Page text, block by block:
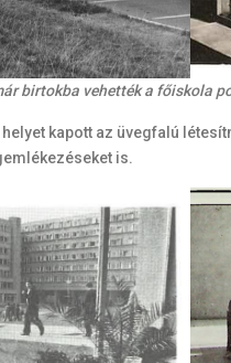
birtokba vehették a főiskola
kapott az üvegfalú
is.